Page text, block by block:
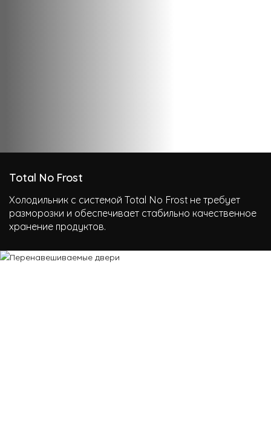
Total No Frost
Холодильник с системой Total No Frost не требует
разморозки и обеспечивает стабильно качественное
хранение продуктов.